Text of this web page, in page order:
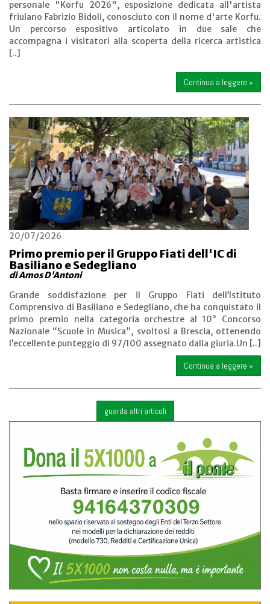
personale "Korfu 2026", esposizione dedicata all'artista
friulano Fabrizio Bidoli, conosciuto con il nome d'arte Korfu.
Un percorso espositivo articolato in due sale che
accompagna i visitatori alla scoperta della ricerca artistica
[..]
Continua a leggere »
20/07/2026
Primo premio per il Gruppo Fiati dell'IC di
Basiliano e Sedegliano
di Amos D'Antoni
Grande soddisfazione per il Gruppo Fiati dell’Istituto
Comprensivo di Basiliano e Sedegliano, che ha conquistato il
primo premio nella categoria orchestre al 10° Concorso
Nazionale “Scuole in Musica”, svoltosi a Brescia, ottenendo
l’eccellente punteggio di 97/100 assegnato dalla giuria.Un [..]
Continua a leggere »
guarda altri articoli